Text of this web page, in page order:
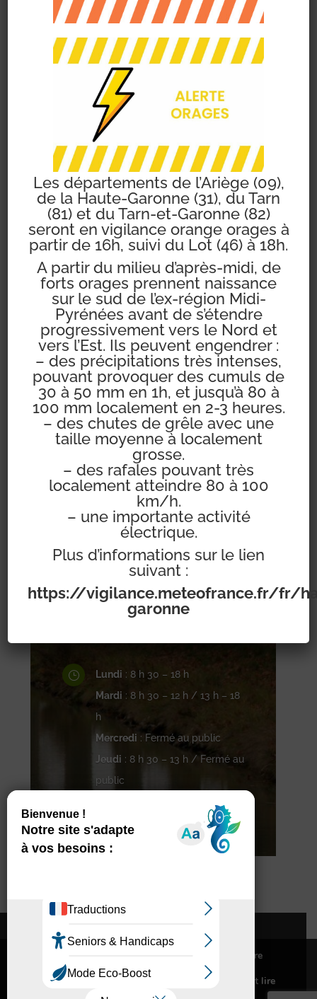
de 9h à 16h, la circulation sur la RD
chantier.
Mairie de Pompertuzat
Pompertuzat
6
couvert

51 rue Jane Dieulafoy
31450 POMPERTUZAT
Téléphone : 05 34 66 62
} Lundi : 8 h 30 – 18 h
Mardi : 8 h 30 – 12 h / 13 h – 18
h
Mercredi : Fermé au public
Jeudi : 8 h 30 – 13 h / Fermé au
public
Contacter Pompertuzat
Accessibilité
Mentions légales
Les départements de l’Ariège (09),
de la Haute-Garonne (31), du Tarn
(81) et du Tarn-et-Garonne (82)
seront en vigilance orange orages à
partir de 16h, suivi du Lot (46) à 18h.
A partir du milieu d’après-midi, de
forts orages prennent naissance
sur le sud de l’ex-région Midi-
Pyrénées avant de s’étendre
progressivement vers le Nord et
vers l’Est. Ils peuvent engendrer :
– des précipitations très intenses,
pouvant provoquer des cumuls de
30 à 50 mm en 1h, et jusqu’à 80 à
100 mm localement en 2-3 heures.
– des chutes de grêle avec une
taille moyenne à localement
grosse.
– des rafales pouvant très
localement atteindre 80 à 100
km/h.
– une importante activité
électrique.
Plus d’informations sur le lien
suivant :
https://vigilance.meteofrance.fr/fr/
garonne
Nous utilisons des cookies pour vous offrir la meilleure
expérience sur notre site.
Pour connaitre les cookies utilisés ou les désactiver et lire
notre politique de confidentialité,